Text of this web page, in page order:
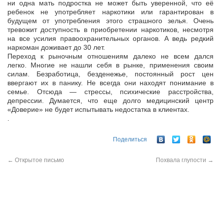
ни одна мать подростка не может быть уверенной, что её
ребенок не употребляет наркотики или гарантирован в
будущем от употребления этого страшного зелья. Очень
тревожит доступность в приобретении наркотиков, несмотря
на все усилия правоохранительных органов. А ведь редкий
наркоман доживает до 30 лет.
Переход к рыночным отношениям далеко не всем дался
легко. Многие не нашли себя в рынке, применения своим
силам. Безработица, безденежье, постоянный рост цен
ввергают их в панику. Не всегда они находят понимание в
семье. Отсюда — стрессы, психические расстройства,
депрессии. Думается, что еще долго медицинский центр
«Доверие» не будет испытывать недостатка в клиентах.
.
Поделиться
← Открытое письмо Похвала глупости →